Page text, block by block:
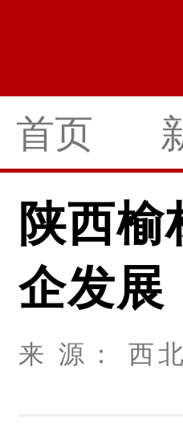
首页
陕西
企发展
来 源： 西